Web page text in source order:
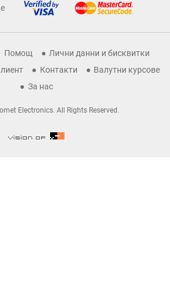
Помощ
Лични данни и бисквитки
Контакти
Валутни курсове
За нас
Electronics. All Rights Reserved.